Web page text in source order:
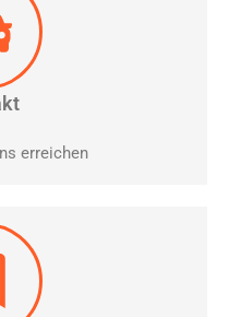
erreichen